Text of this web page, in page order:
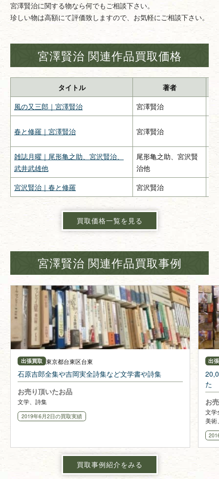
宮澤賢治に関する物なら何でもご相談下さい。
珍しい物は高額にて評価致しますので、お気軽にご相談下さい。
宮澤賢治 関連作品買取価格
タイトル
著者
風の又三郎｜宮澤賢治
宮澤賢治
春と修羅｜宮澤賢治 宮澤賢治
雑誌月曜｜尾形亀之助、宮沢賢治、
武井武雄他
尾形亀之助、宮沢賢
治他
惠
宮沢賢治｜春と修羅 宮沢賢治
買取価格一覧を見る
宮澤賢治 関連作品買取事例
出張買取 東京都台東区台東
石原吉郎全集や吉岡実全詩集など文学書や詩集
お売り頂いたお品
文学、詩集
2019年6月2日の買取実績
出
た
お
文学
美術
買取事例紹介をみる